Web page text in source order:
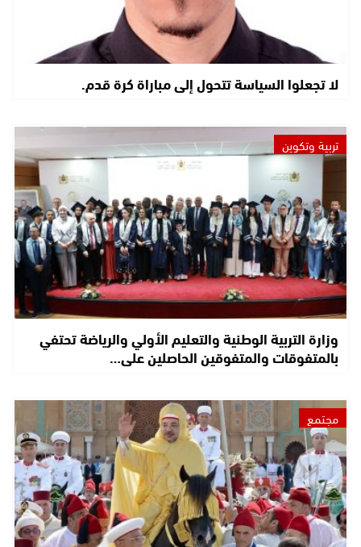
لا تجعلوا السياسة تتحول إلى مباراة كرة قدم.
تربية وتكوين
وزارة التربية الوطنية والتعليم الأولي والرياضة تحتفي
بالمتفوقات والمتفوقين الحاصلين على…
مجتمع